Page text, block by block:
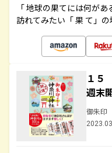
「 地球の果てには何が
訪れてみたい「 果 て」の
１５
週末
御朱印